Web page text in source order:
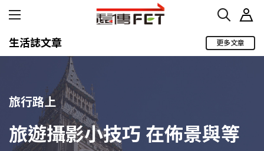
生活誌文章 更多文章
旅行路上
旅遊攝影小技巧 在佈景與等